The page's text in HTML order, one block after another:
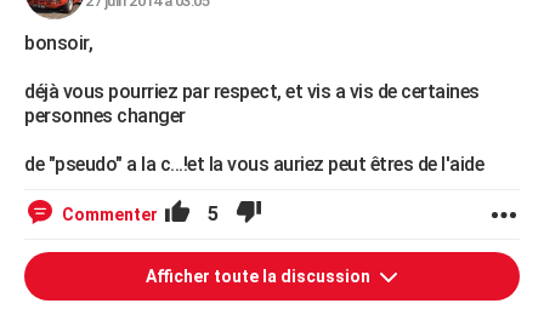
bonsoir,
déjà vous pourriez par respect, et vis a vis de certaines
personnes changer
de "pseudo" a la c...!et la vous auriez peut êtres de l'aide
Commenter 5
Afficher toute la discussion